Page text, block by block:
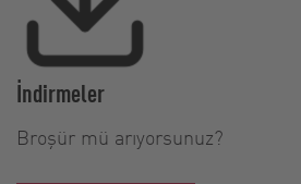
İndirmeler
Broşür mü arıyorsunuz?